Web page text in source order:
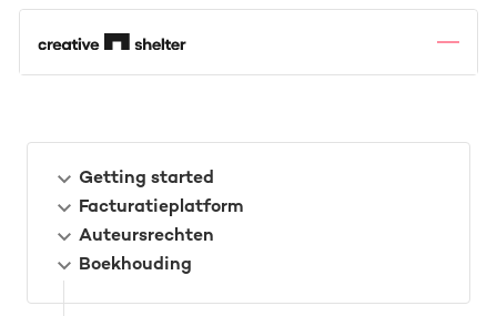
Getting started
Facturatieplatform
Auteursrechten
Boekhouding